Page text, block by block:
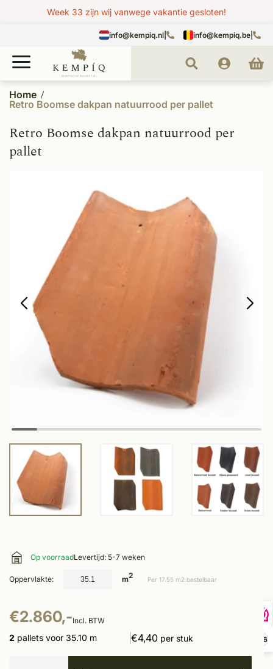
9,6
Week 33 zijn wij vanwege vakantie gesloten!
info@kempiq.nl info@kempiq.be
Home
Retro Boomse dakpan natuurrood per pallet
Retro Boomse dakpan natuurrood per
pallet
Op voorraadLevertijd: 5-7 weken
Oppervlakte: m2 Per 17.55 m2 bestelbaar
€2.860,-Incl. BTW
2 pallets voor 35.10 m €4,40 per stuk